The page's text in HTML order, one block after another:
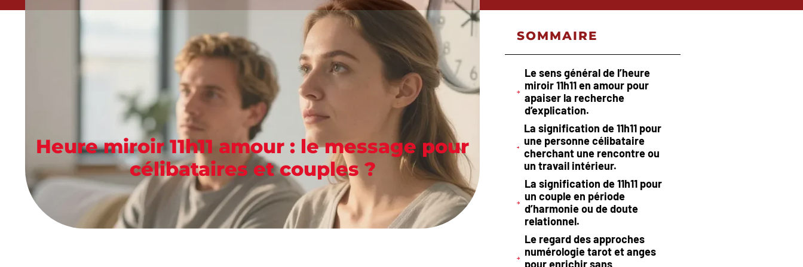
Heure miroir 11h11 amour : le message pour
célibataires et couples ?
SOMMAIRE
Le sens général de l’heure
miroir 11h11 en amour pour
apaiser la recherche
d’explication.
La signification de 11h11 pour
une personne célibataire
cherchant une rencontre ou
un travail intérieur.
La signification de 11h11 pour
un couple en période
d’harmonie ou de doute
relationnel.
Le regard des approches
numérologie tarot et anges
pour enrichir sans